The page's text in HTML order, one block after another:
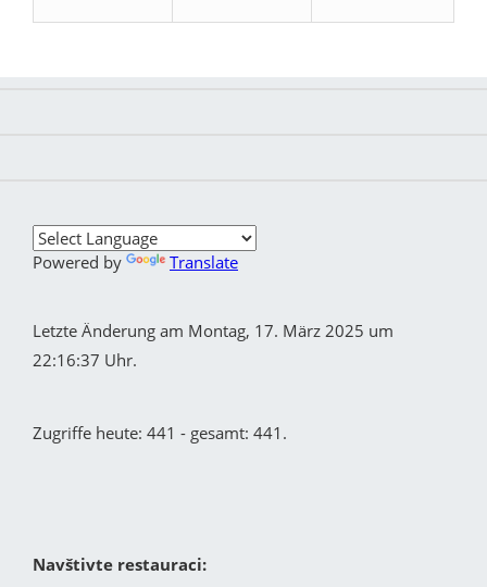
Powered by Translate
Letzte Änderung am Montag, 17. März 2025 um
22:16:37 Uhr.
Zugriffe heute: 441 - gesamt: 441.
Navštivte restauraci: